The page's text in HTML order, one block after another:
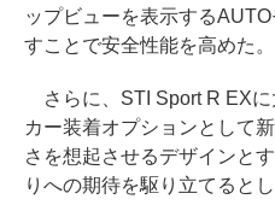
ップビューを表示する
すことで安全性能を高めた。
さらに、STI Sport R EX
カー装着オプションとして
さを想起させるデザインと
りへの期待を駆り立てるとし